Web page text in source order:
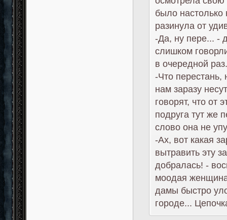
было
разинула от
-Да, ну пере... -
слишком
в очередной раз.
-Что перестань,
нам заразу
говорят, что от
подруга тут же
слово она не
-Ах, вот какая
вытравить эту
добралась! -
моодая
дамы быстро
городе...